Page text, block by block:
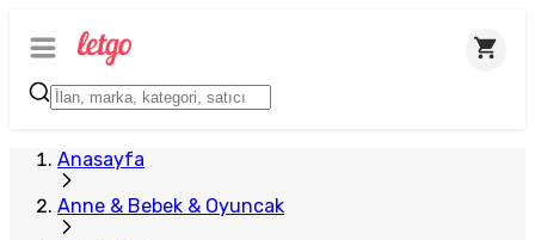
Anasayfa
Anne & Bebek & Oyuncak